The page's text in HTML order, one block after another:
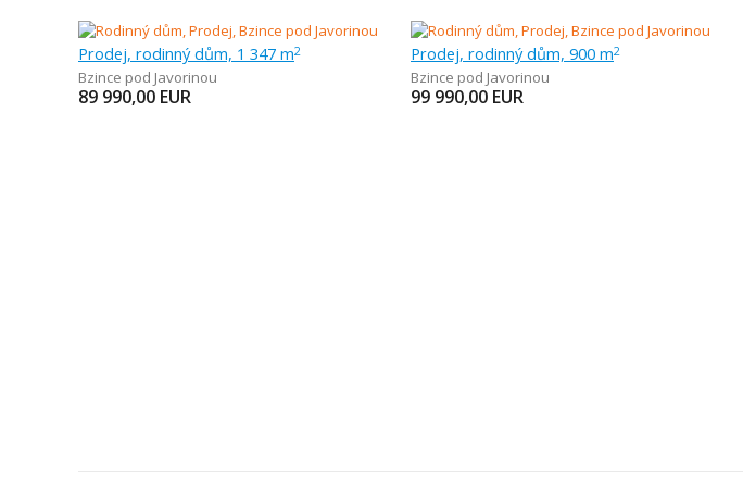
Prodej, rodinný dům, 1 347 m2
Bzince pod Javorinou
89 990,00 EUR
Prodej, rodinný dům, 900 m2
Bzince pod Javorinou
99 990,00 EUR